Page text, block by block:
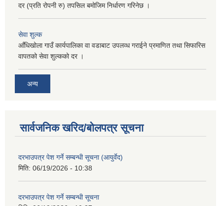
दर (प्रति रोपनी रु) तपसिल बमोजिम निर्धारण गरिनेछ ।
सेवा शुल्क
आँधिखोला गाउँ कार्यपालिका वा वडाबाट उपलव्ध गराईने प्रमाणित तथा सिफारिस
वापतको सेवा शुल्कको दर ।
अन्य
सार्वजनिक खरिद/बोलपत्र सूचना
दरभाउपत्र पेश गर्ने सम्बन्धी सूचना (आयुर्वेद)
मिति: 06/19/2026 - 10:38
दरभाउपत्र पेश गर्ने सम्बन्धी सूचना